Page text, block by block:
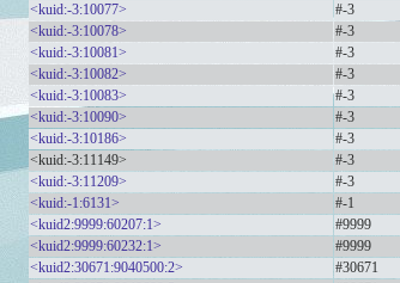
<kuid:-3:10077>
#-3
<kuid:-3:10078>
#-3
<kuid:-3:10081>
#-3
<kuid:-3:10082>
#-3
<kuid:-3:10083>
#-3
<kuid:-3:10090>
#-3
<kuid:-3:10186>
#-3
<kuid:-3:11149>
#-3
<kuid:-3:11209>
#-3
<kuid:-1:6131>
#-1
<kuid2:9999:60207:1>
#9999
<kuid2:9999:60232:1>
#9999
<kuid2:30671:9040500:2>
#30671